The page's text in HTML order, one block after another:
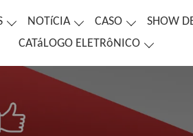
NOTíCIA CASO SHOW
CATáLOGO ELETRôNICO